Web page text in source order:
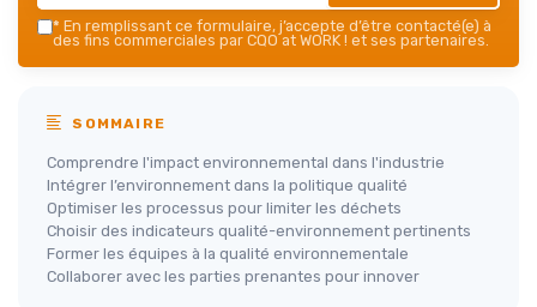
* En remplissant ce formulaire, j’accepte d’être contacté(e) à
des fins commerciales par CQO at WORK ! et ses partenaires.
SOMMAIRE
Comprendre l'impact environnemental dans l'industrie
Intégrer l’environnement dans la politique qualité
Optimiser les processus pour limiter les déchets
Choisir des indicateurs qualité-environnement pertinents
Former les équipes à la qualité environnementale
Collaborer avec les parties prenantes pour innover